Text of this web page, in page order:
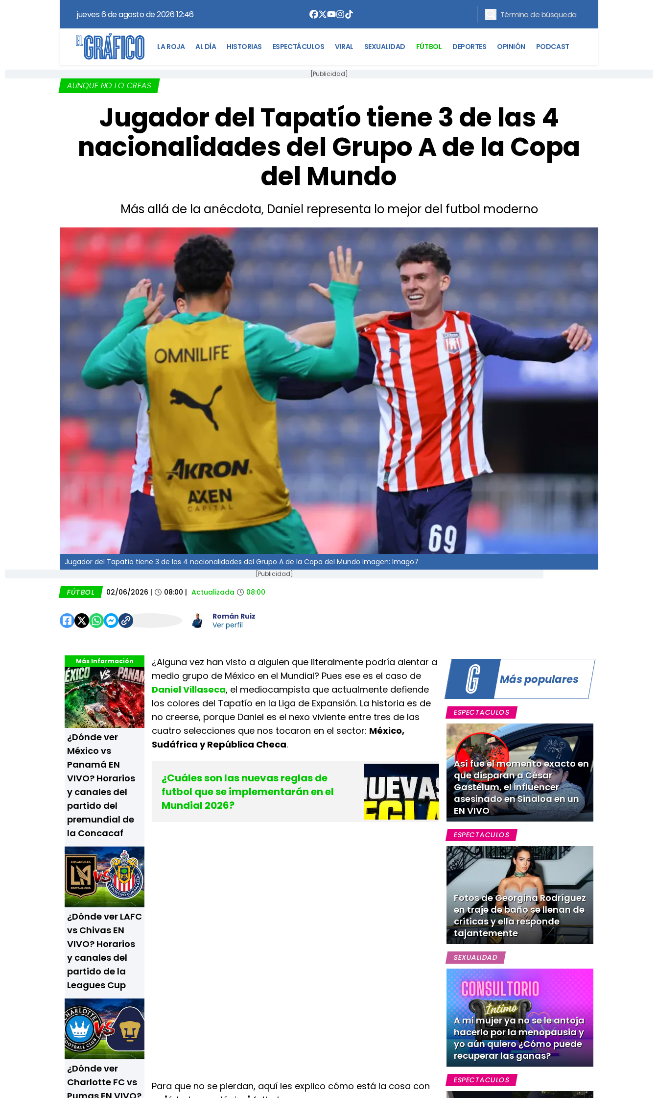
jueves 6 de agosto de 2026 12:46
LA ROJA AL DÍA HISTORIAS ESPECTÁCULOS VIRAL SEXUALIDAD FÚTBOL DEPORTES OPINIÓN PODCAST
[Publicidad]
AUNQUE NO LO CREAS
Jugador del Tapatío tiene 3 de las 4
nacionalidades del Grupo A de la Copa
del Mundo
Más allá de la anécdota, Daniel representa lo mejor del futbol moderno
Jugador del Tapatío tiene 3 de las 4 nacionalidades del Grupo A de la Copa del Mundo Imagen: Imago7
[Publicidad]
FÚTBOL 02/06/2026 | 08:00 | Actualizada 08:00
Román Ruiz
Ver perfil
Más Información
¿Dónde ver
México vs
Panamá EN
VIVO? Horarios
y canales del
partido del
premundial de
la Concacaf
¿Dónde ver LAFC
vs Chivas EN
VIVO? Horarios
y canales del
partido de la
Leagues Cup
¿Dónde ver
Charlotte FC vs
¿Alguna vez han visto a alguien que literalmente podría alentar a
medio grupo de México en el Mundial? Pues ese es el caso de
Daniel Villaseca, el mediocampista que actualmente defiende
los colores del Tapatío en la Liga de Expansión. La historia es de
no creerse, porque Daniel es el nexo viviente entre tres de las
cuatro selecciones que nos tocaron en el sector: México,
Sudáfrica y República Checa.
¿Cuáles son las nuevas reglas de
futbol que se implementarán en el
Mundial 2026?
Para que no se pierdan, aquí les explico cómo está la cosa con
Más populares
ESPECTACULOS
Así fue el momento exacto en
que disparan a César
Gastélum, el influencer
asesinado en Sinaloa en un
EN VIVO
ESPECTACULOS
Fotos de Georgina Rodríguez
en traje de baño se llenan de
críticas y ella responde
tajantemente
SEXUALIDAD
A mi mujer ya no se le antoja
hacerlo por la menopausia y
yo aún quiero ¿Cómo puede
recuperar las ganas?
ESPECTACULOS